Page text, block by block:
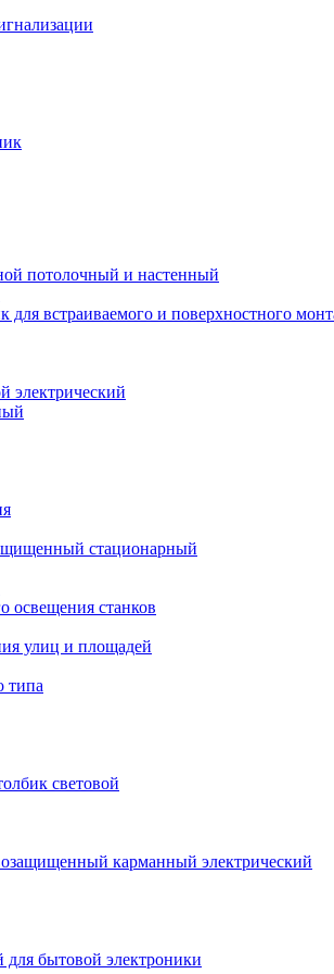
потолочный и настенный
для встраиваемого и поверхностного
электрический
стационарный
освещения станков
улиц и площадей
типа
световой
карманный электрический
для бытовой электроники